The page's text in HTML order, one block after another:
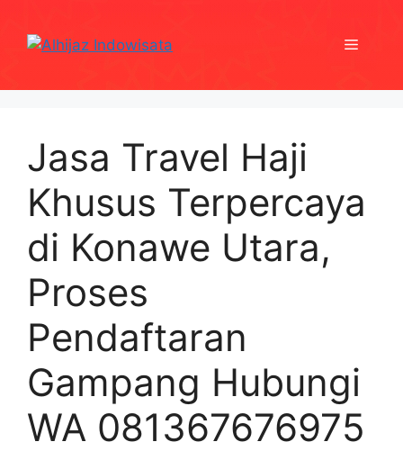
content
Menu
Jasa Travel Haji
Khusus Terpercaya
di Konawe Utara,
Proses
Pendaftaran
Gampang Hubungi
WA 081367676975